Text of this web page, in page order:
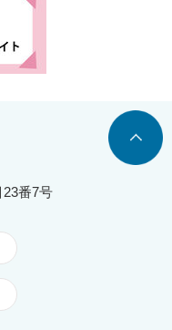
23番7号